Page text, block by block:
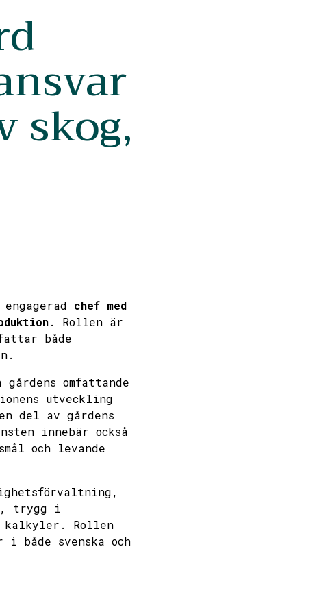
skog,
chef med
. Rollen är
både
omfattande
utveckling
del av gårdens
innebär också
och levande
trygg i
kalkyler. Rollen
i både svenska och